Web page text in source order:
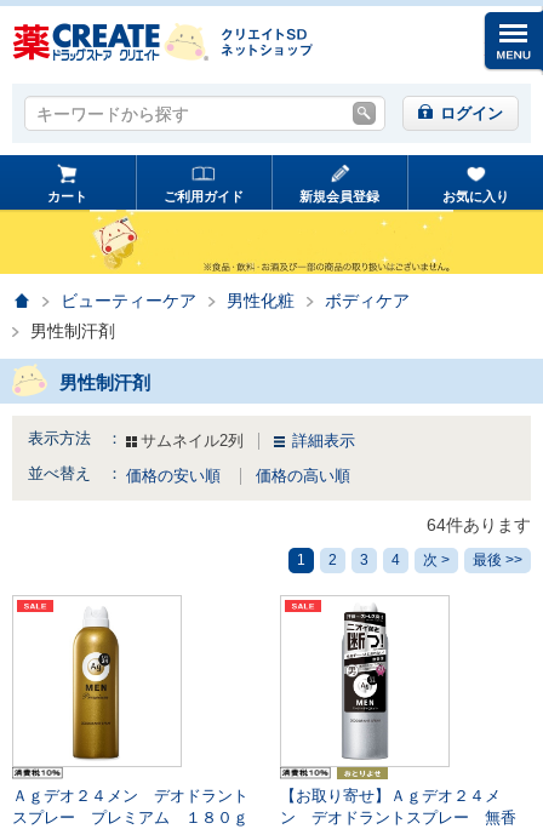
キーワードから探す
キーワードから探す ログイン
カート ご利用ガイド 新規会員登録 お気に入り
ホームビューティーケア 男性化粧
ボディケア
男性制汗剤
男性制汗剤
表示方法 ： サムネイル2列
詳細表示
並べ替え ： 価格の安い順 価格の高い順
64件あります
1 2 3 4 次 > 最後 >>
Ａｇデオ２４メン デオドラント
スプレー プレミアム １８０ｇ
【お取り寄せ】Ａｇデオ２４メ
ン デオドラントスプレー 無香